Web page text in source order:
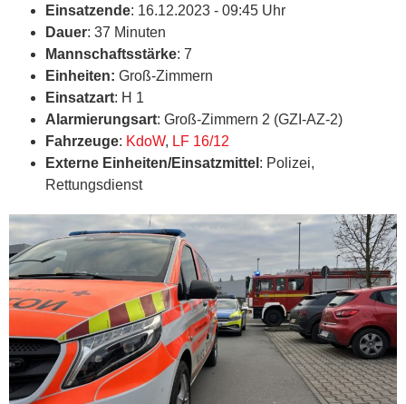
Einsatzende: 16.12.2023 - 09:45 Uhr
Dauer: 37 Minuten
Mannschaftsstärke: 7
Einheiten: Groß-Zimmern
Einsatzart: H 1
Alarmierungsart: Groß-Zimmern 2 (GZI-AZ-2)
Fahrzeuge: KdoW, LF 16/12
Externe Einheiten/Einsatzmittel : Polizei,
Rettungsdienst